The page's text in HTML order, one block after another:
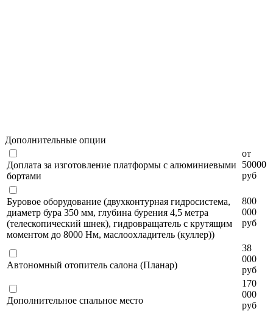
Дополнительные опции
Доплата за изготовление платформы с алюминиевыми
бортами
от
50000
руб
Буровое оборудование (двухконтурная гидросистема,
диаметр бура 350 мм, глубина бурения 4,5 метра
(телескопический шнек), гидровращатель с крутящим
моментом до 8000 Нм, маслоохладитель (куллер))
800
000
руб
Автономный отопитель салона (Планар)
38
000
руб
Дополнительное спальное место
170
000
руб